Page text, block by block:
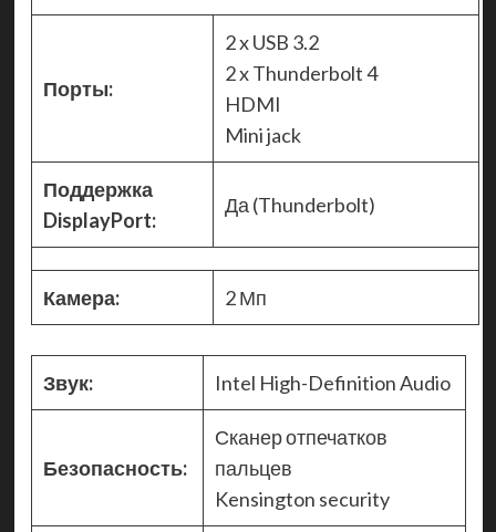
Порты:
2 x USB 3.2
2 x Thunderbolt 4
HDMI
Mini jack
Поддержка
DisplayPort:
Да (Thunderbolt)
Камера: 2 Мп
Звук: Intel High-Definition Audio
Безопасность:
Сканер отпечатков
пальцев
Kensington security